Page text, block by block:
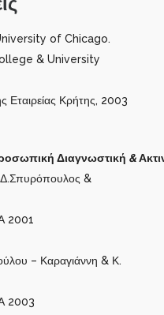
of Chicago.
& University
Εταιρείας Κρήτης, 2003
Διαγνωστική &
Δ.Σπυρόπουλος &
2001
– Καραγιάννη & Κ.
2003